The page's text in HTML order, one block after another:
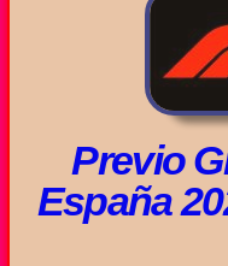
Previo
España